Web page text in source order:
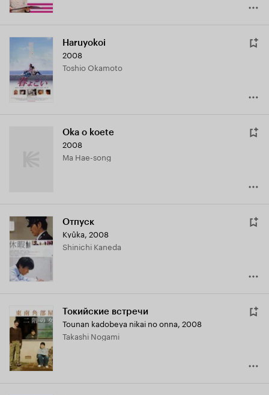
Haruyokoi
2008
Toshio Okamoto
Oka o koete
2008
Ma Hae-song
Отпуск
Kyûka, 2008
Shinichi Kaneda
Токийские встречи
Tounan kadobeya nikai no onna, 2008
Takashi Nogami